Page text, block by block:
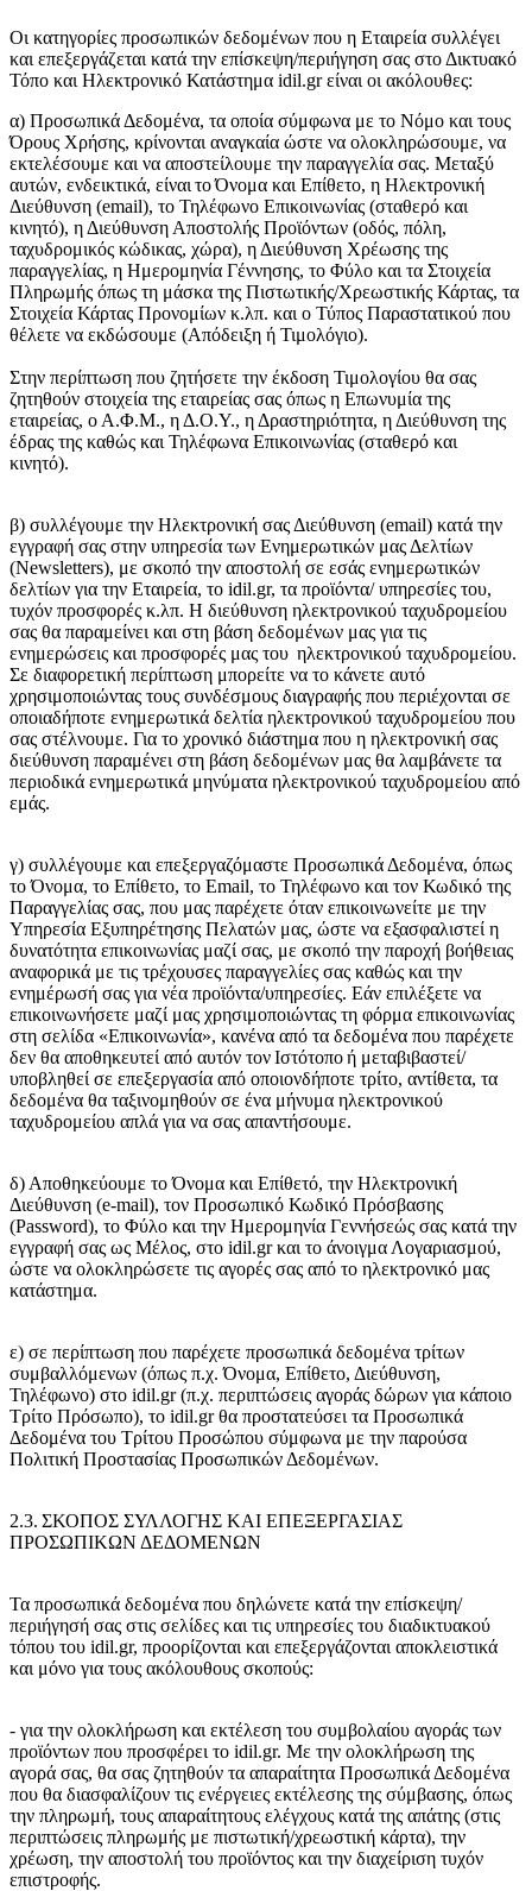
Οι κατηγορίες προσωπικών δεδομένων που η Εταιρεία συλλέγει
και επεξεργάζεται κατά την επίσκεψη/περιήγηση σας στο Δικτυακό
Τόπο και Ηλεκτρονικό Κατάστημα idil.gr είναι οι ακόλουθες:
α) Προσωπικά Δεδομένα, τα οποία σύμφωνα με το Νόμο και τους
Όρους Χρήσης, κρίνονται αναγκαία ώστε να ολοκληρώσουμε, να
εκτελέσουμε και να αποστείλουμε την παραγγελία σας. Μεταξύ
αυτών, ενδεικτικά, είναι τo Όνομα και Επίθετο, η Ηλεκτρονική
Διεύθυνση (email), το Τηλέφωνο Επικοινωνίας (σταθερό και
κινητό), η Διεύθυνση Αποστολής Προϊόντων (οδός, πόλη,
ταχυδρομικός κώδικας, χώρα), η Διεύθυνση Χρέωσης της
παραγγελίας, η Ημερομηνία Γέννησης, το Φύλο και τα Στοιχεία
Πληρωμής όπως τη μάσκα της Πιστωτικής/Χρεωστικής Κάρτας, τα
Στοιχεία Κάρτας Προνομίων κ.λπ. και ο Τύπος Παραστατικού που
θέλετε να εκδώσουμε (Απόδειξη ή Τιμολόγιο).
Στην περίπτωση που ζητήσετε την έκδοση Τιμολογίου θα σας
ζητηθούν στοιχεία της εταιρείας σας όπως η Επωνυμία της
εταιρείας, ο Α.Φ.Μ., η Δ.Ο.Υ., η Δραστηριότητα, η Διεύθυνση της
έδρας της καθώς και Τηλέφωνα Επικοινωνίας (σταθερό και
κινητό).
β) συλλέγουμε την Ηλεκτρονική σας Διεύθυνση (email) κατά την
εγγραφή σας στην υπηρεσία των Ενημερωτικών μας Δελτίων
(Newsletters), με σκοπό την αποστολή σε εσάς ενημερωτικών
δελτίων για την Εταιρεία, το idil.gr, τα προϊόντα/ υπηρεσίες του,
τυχόν προσφορές κ.λπ. Η διεύθυνση ηλεκτρονικού ταχυδρομείου
σας θα παραμείνει και στη βάση δεδομένων μας για τις
ενημερώσεις και προσφορές μας του ηλεκτρονικού ταχυδρομείου.
Σε διαφορετική περίπτωση μπορείτε να το κάνετε αυτό
χρησιμοποιώντας τους συνδέσμους διαγραφής που περιέχονται σε
οποιαδήποτε ενημερωτικά δελτία ηλεκτρονικού ταχυδρομείου που
σας στέλνουμε. Για το χρονικό διάστημα που η ηλεκτρονική σας
διεύθυνση παραμένει στη βάση δεδομένων μας θα λαμβάνετε τα
περιοδικά ενημερωτικά μηνύματα ηλεκτρονικού ταχυδρομείου από
εμάς.
γ) συλλέγουμε και επεξεργαζόμαστε Προσωπικά Δεδομένα, όπως
το Όνομα, το Επίθετο, το Email, το Τηλέφωνο και τον Κωδικό της
Παραγγελίας σας, που μας παρέχετε όταν επικοινωνείτε με την
Υπηρεσία Εξυπηρέτησης Πελατών μας, ώστε να εξασφαλιστεί η
δυνατότητα επικοινωνίας μαζί σας, με σκοπό την παροχή βοήθειας
αναφορικά με τις τρέχουσες παραγγελίες σας καθώς και την
ενημέρωσή σας για νέα προϊόντα/υπηρεσίες. Εάν επιλέξετε να
επικοινωνήσετε μαζί μας χρησιμοποιώντας τη φόρμα επικοινωνίας
στη σελίδα «Επικοινωνία», κανένα από τα δεδομένα που παρέχετε
δεν θα αποθηκευτεί από αυτόν τον Ιστότοπο ή μεταβιβαστεί/
υποβληθεί σε επεξεργασία από οποιονδήποτε τρίτο, αντίθετα, τα
δεδομένα θα ταξινομηθούν σε ένα μήνυμα ηλεκτρονικού
ταχυδρομείου απλά για να σας απαντήσουμε.
δ) Αποθηκεύουμε το Όνομα και Επίθετό, την Ηλεκτρονική
Διεύθυνση (e-mail), τον Προσωπικό Κωδικό Πρόσβασης
(Password), το Φύλο και την Ημερομηνία Γεννήσεώς σας κατά την
εγγραφή σας ως Μέλος, στο idil.gr και το άνοιγμα Λογαριασμού,
ώστε να ολοκληρώσετε τις αγορές σας από το ηλεκτρονικό μας
κατάστημα.
ε) σε περίπτωση που παρέχετε προσωπικά δεδομένα τρίτων
συμβαλλόμενων (όπως π.χ. Όνομα, Επίθετο, Διεύθυνση,
Τηλέφωνο) στο idil.gr (π.χ. περιπτώσεις αγοράς δώρων για κάποιο
Τρίτο Πρόσωπο), το idil.gr θα προστατεύσει τα Προσωπικά
Δεδομένα του Τρίτου Προσώπου σύμφωνα με την παρούσα
Πολιτική Προστασίας Προσωπικών Δεδομένων.
2.3. ΣΚΟΠΟΣ ΣΥΛΛΟΓΗΣ ΚΑΙ ΕΠΕΞΕΡΓΑΣΙΑΣ
ΠΡΟΣΩΠΙΚΩΝ ΔΕΔΟΜΕΝΩΝ
Τα προσωπικά δεδομένα που δηλώνετε κατά την επίσκεψη/
περιήγησή σας στις σελίδες και τις υπηρεσίες του διαδικτυακού
τόπου του idil.gr, προορίζονται και επεξεργάζονται αποκλειστικά
και μόνο για τους ακόλουθους σκοπούς:
- για την ολοκλήρωση και εκτέλεση του συμβολαίου αγοράς των
προϊόντων που προσφέρει το idil.gr. Με την ολοκλήρωση της
αγορά σας, θα σας ζητηθούν τα απαραίτητα Προσωπικά Δεδομένα
που θα διασφαλίζουν τις ενέργειες εκτέλεσης της σύμβασης, όπως
την πληρωμή, τους απαραίτητους ελέγχους κατά της απάτης (στις
περιπτώσεις πληρωμής με πιστωτική/χρεωστική κάρτα), την
χρέωση, την αποστολή του προϊόντος και την διαχείριση τυχόν
επιστροφής.